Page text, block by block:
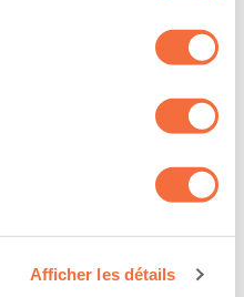
Afficher les détails